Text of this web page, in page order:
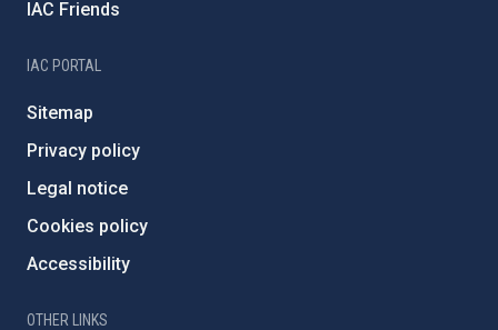
IAC Friends
IAC PORTAL
Sitemap
Privacy policy
Legal notice
Cookies policy
Accessibility
OTHER LINKS